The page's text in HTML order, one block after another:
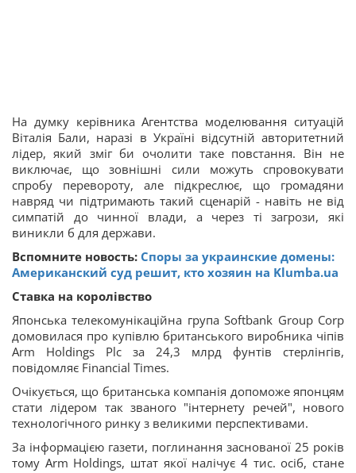
На думку керівника Агентства моделювання ситуацій
Віталія Бали, наразі в Україні відсутній авторитетний
лідер, який зміг би очолити таке повстання. Він не
виключає, що зовнішні сили можуть спровокувати
спробу перевороту, але підкреслює, що громадяни
навряд чи підтримають такий сценарій - навіть не від
симпатій до чинної влади, а через ті загрози, які
виникли б для держави.
Вспомните новость: Споры за украинские домены:
Американский суд решит, кто хозяин на Klumba.ua
Ставка на королівство
Японська телекомунікаційна група Softbank Group Corp
домовилася про купівлю британського виробника чіпів
Arm Holdings Plc за 24,3 млрд фунтів стерлінгів,
повідомляє Financial Times.
Очікується, що британська компанія допоможе японцям
стати лідером так званого "інтернету речей", нового
технологічного ринку з великими перспективами.
За інформацією газети, поглинання заснованої 25 років
тому Arm Holdings, штат якої налічує 4 тис. осіб, стане